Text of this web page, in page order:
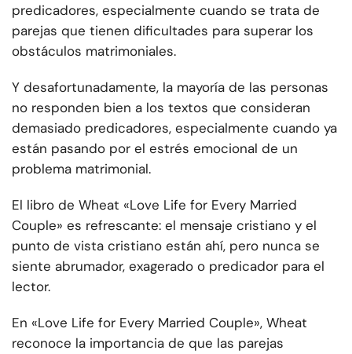
predicadores, especialmente cuando se trata de
parejas que tienen dificultades para superar los
obstáculos matrimoniales.
Y desafortunadamente, la mayoría de las personas
no responden bien a los textos que consideran
demasiado predicadores, especialmente cuando ya
están pasando por el estrés emocional de un
problema matrimonial.
El libro de Wheat «Love Life for Every Married
Couple» es refrescante: el mensaje cristiano y el
punto de vista cristiano están ahí, pero nunca se
siente abrumador, exagerado o predicador para el
lector.
En «Love Life for Every Married Couple», Wheat
reconoce la importancia de que las parejas